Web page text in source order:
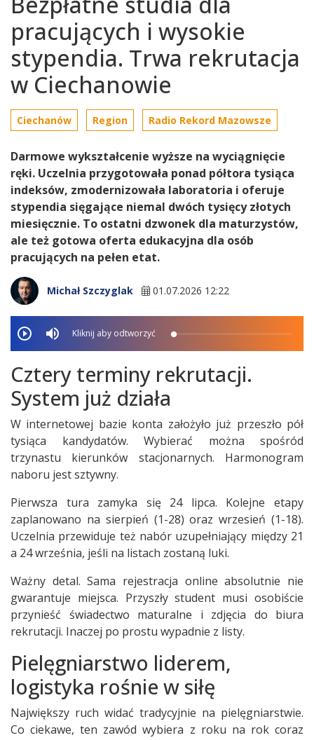
pracujących i wysokie
stypendia. Trwa rekrutacja
w Ciechanowie
Ciechanów Region Radio Rekord Mazowsze
Darmowe wykształcenie wyższe na wyciągnięcie
ręki. Uczelnia przygotowała ponad półtora tysiąca
indeksów, zmodernizowała laboratoria i oferuje
stypendia sięgające niemal dwóch tysięcy złotych
miesięcznie. To ostatni dzwonek dla maturzystów,
ale też gotowa oferta edukacyjna dla osób
pracujących na pełen etat.
Michał Szczyglak 01.07.2026 12:22
Kliknij aby odtworzyć
Cztery terminy rekrutacji.
System już działa
W internetowej bazie konta założyło już przeszło pół
tysiąca kandydatów. Wybierać można spośród
trzynastu kierunków stacjonarnych. Harmonogram
naboru jest sztywny.
Pierwsza tura zamyka się 24 lipca. Kolejne etapy
zaplanowano na sierpień (1-28) oraz wrzesień (1-18).
Uczelnia przewiduje też nabór uzupełniający między 21
a 24 września, jeśli na listach zostaną luki.
Ważny detal. Sama rejestracja online absolutnie nie
gwarantuje miejsca. Przyszły student musi osobiście
przynieść świadectwo maturalne i zdjęcia do biura
rekrutacji. Inaczej po prostu wypadnie z listy.
Pielęgniarstwo liderem,
logistyka rośnie w siłę
Największy ruch widać tradycyjnie na pielęgniarstwie.
Co ciekawe, ten zawód wybiera z roku na rok coraz